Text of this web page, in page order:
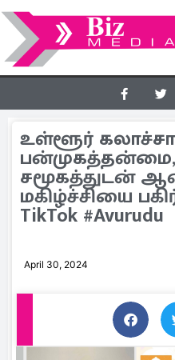
உள்ளூர்
சமூகத்துடன்
மகிழ்ச்சியை
TikTok #Avurudu
April 30, 2024